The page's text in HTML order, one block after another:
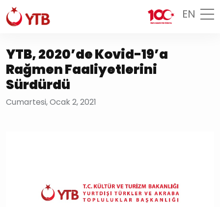
EN
YTB, 2020’de Kovid-19’a
Rağmen Faaliyetlerini
Sürdürdü
Cumartesi, Ocak 2, 2021